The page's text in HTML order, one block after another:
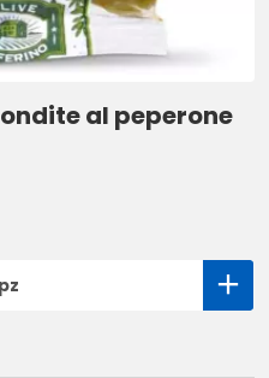
al peperone